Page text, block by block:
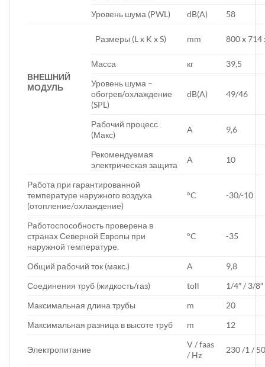
Уровень шума (PWL)
dB(A) 58
ВНЕШНИЙ
МОДУЛЬ
Размеры (L x K x S) mm 800 x 714
Масса кг
39,5
Уровень шума –
обогрев/охлаждение
(SPL)
dB(A) 49/46
Рабочий процесс
(Макс)
A 9,6
Рекомендуемая
электрическая защита
A 10
Работа при гарантированной
температуре наружного воздуха
(отопление/охлаждение)
°C -30/-10
Работоспособность проверена в
странах Северной Европы при
наружной температуре.
°C -35
Общий рабочий ток (макс.) A
9,8
Соединения труб (жидкость/газ)
toll
1/4″ / 3/8″
Максимальная длина трубы
m
20
Максимальная разница в высоте труб
m 12
Электропитание
V / faas
/ Hz
230 /1 /